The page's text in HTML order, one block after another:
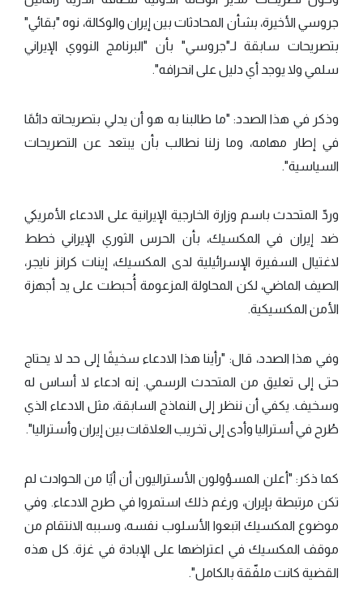
جروسي الأخيرة، بشأن المحادثات بين إيران والوكالة، نوه "بقائي"
بتصريحات سابقة لـ"جروسي" بأن "البرنامج النووي الإيراني
سلمي ولا يوجد أي دليل على انحرافه".
وذكر في هذا الصدد: "ما طالبنا به هو أن يدلي بتصريحاته دائمًا
في إطار مهامه، وما زلنا نطالب بأن يبتعد عن التصريحات
السياسية".
وردّ المتحدث باسم وزارة الخارجية الإيرانية على الادعاء الأمريكي
ضد إيران في المكسيك، بأن الحرس الثوري الإيراني خطط
لاغتيال السفيرة الإسرائيلية لدى المكسيك، إينات كرانز نايجر،
الصيف الماضي، لكن المحاولة المزعومة أُحبطت على يد أجهزة
الأمن المكسيكية.
وفي هذا الصدد، قال: "رأينا هذا الادعاء سخيفًا إلى حد لا يحتاج
حتى إلى تعليق من المتحدث الرسمي. إنه ادعاء لا أساس له
وسخيف. يكفي أن ننظر إلى النماذج السابقة، مثل الادعاء الذي
طُرح في أستراليا وأدى إلى تخريب العلاقات بين إيران وأستراليا".
كما ذكر: "أعلن المسؤولون الأستراليون أن أيًا من الحوادث لم
تكن مرتبطة بإيران، ورغم ذلك استمروا في طرح الادعاء. وفي
موضوع المكسيك اتبعوا الأسلوب نفسه، وسببه الانتقام من
موقف المكسيك في اعتراضها على الإبادة في غزة. كل هذه
القضية كانت ملفّقة بالكامل".